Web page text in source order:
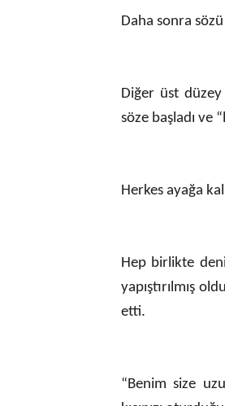
Daha sonra
Diğer üst
söze başladı ve
Herkes ayağa
Hep birlikte
yapıştırılmış
etti.
“Benim size